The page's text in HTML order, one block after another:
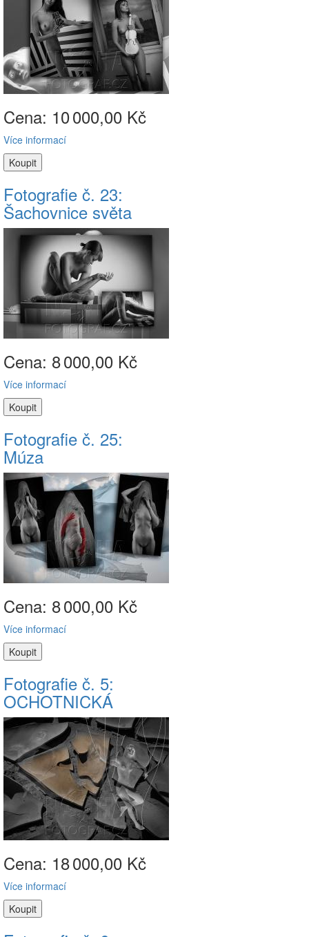
Cena: 10000,00 Kč
Více informací
Fotografie č. 23:
Šachovnice světa
Cena: 8000,00 Kč
Více informací
Fotografie č. 25:
Múza
Cena: 8000,00 Kč
Více informací
Fotografie č. 5:
OCHOTNICKÁ
Cena: 18000,00 Kč
Více informací